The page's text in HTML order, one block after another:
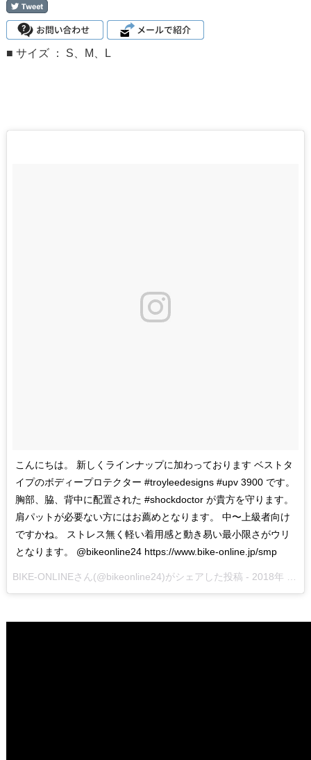
■ サイズ ： S、M、L
こんにちは。 新しくラインナップに加わっております ベストタ
イプのボディープロテクター #troyleedesigns #upv 3900 です。
胸部、脇、背中に配置された #shockdoctor が貴方を守ります。
肩パットが必要ない方にはお薦めとなります。 中〜上級者向け
ですかね。 ストレス無く軽い着用感と動き易い最小限さがウリ
となります。 @bikeonline24 https://www.bike-online.jp/smp
BIKE-ONLINEさん(@bikeonline24)がシェアした投稿 - 2018年 5月月18日午後9時22分PDT